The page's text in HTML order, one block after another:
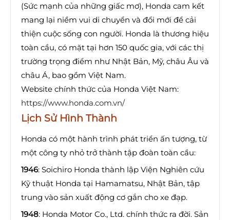
(Sức mạnh của những giấc mơ), Honda cam kết
mang lại niềm vui di chuyển và đổi mới để cải
thiện cuộc sống con người. Honda là thương hiệu
toàn cầu, có mặt tại hơn 150 quốc gia, với các thị
trường trọng điểm như Nhật Bản, Mỹ, châu Âu và
châu Á, bao gồm Việt Nam.
Website chính thức của Honda Việt Nam:
https://www.honda.com.vn/
Lịch Sử Hình Thành
Honda có một hành trình phát triển ấn tượng, từ
một công ty nhỏ trở thành tập đoàn toàn cầu:
1946: Soichiro Honda thành lập Viện Nghiên cứu
Kỹ thuật Honda tại Hamamatsu, Nhật Bản, tập
trung vào sản xuất động cơ gắn cho xe đạp.
1948: Honda Motor Co., Ltd. chính thức ra đời. Sản